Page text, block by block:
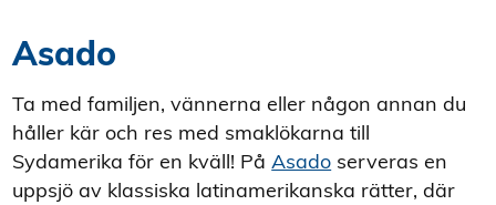
Asado
Ta med familjen, vännerna eller någon annan du
håller kär och res med smaklökarna till
Sydamerika för en kväll! PåAsado serveras en
uppsjö av klassiska latinamerikanska rätter, där